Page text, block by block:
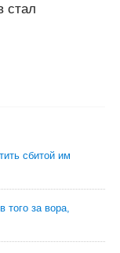
стал
сбитой им
за вора,